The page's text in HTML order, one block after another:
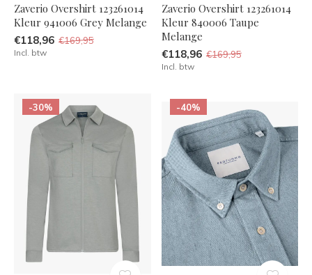
Zaverio Overshirt 123261014
Kleur 941006 Grey Melange
€118,96 €169,95
Incl. btw
Zaverio Overshirt 123261014
Kleur 840006 Taupe
Melange
€118,96 €169,95
Incl. btw
-30% -40%